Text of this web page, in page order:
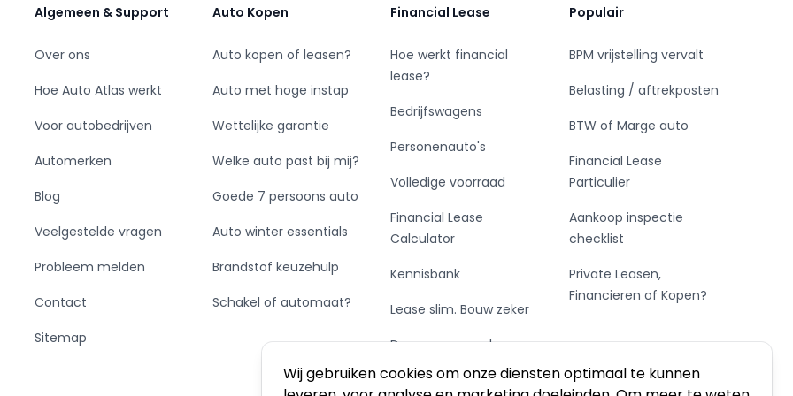
Wij gebruiken cookies om onze diensten optimaal te kunnen
1 uur en 15 min.
Algemeen & Support
Over ons
Hoe Auto Atlas werkt
Voor autobedrijven
Automerken
Blog
Veelgestelde vragen
Probleem melden
Contact
Sitemap
Auto Kopen
Auto kopen of leasen?
Auto met hoge instap
Wettelijke garantie
Welke auto past bij mij?
Goede 7 persoons auto
Auto winter essentials
Brandstof keuzehulp
Schakel of automaat?
Financial Lease
Hoe werkt financial
lease?
Bedrijfswagens
Personenauto's
Volledige voorraad
Financial Lease
Calculator
Kennisbank
Lease slim. Bouw zeker
De vormen van lease
Populair
BPM vrijstelling vervalt
Belasting / aftrekposten
BTW of Marge auto
Financial Lease
Particulier
Aankoop inspectie
checklist
Private Leasen,
Financieren of Kopen?